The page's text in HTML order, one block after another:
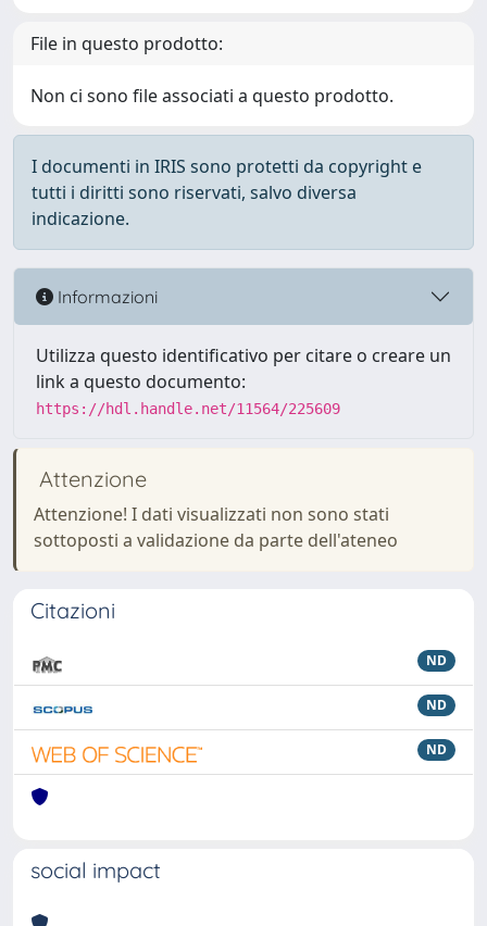
File in questo prodotto:
Non ci sono file associati a questo prodotto.
I documenti in IRIS sono protetti da copyright e
tutti i diritti sono riservati, salvo diversa
indicazione.
Informazioni
Utilizza questo identificativo per citare o creare un
link a questo documento:
https://hdl.handle.net/11564/225609
Attenzione
Attenzione! I dati visualizzati non sono stati
sottoposti a validazione da parte dell'ateneo
Citazioni
ND
ND
ND
social impact